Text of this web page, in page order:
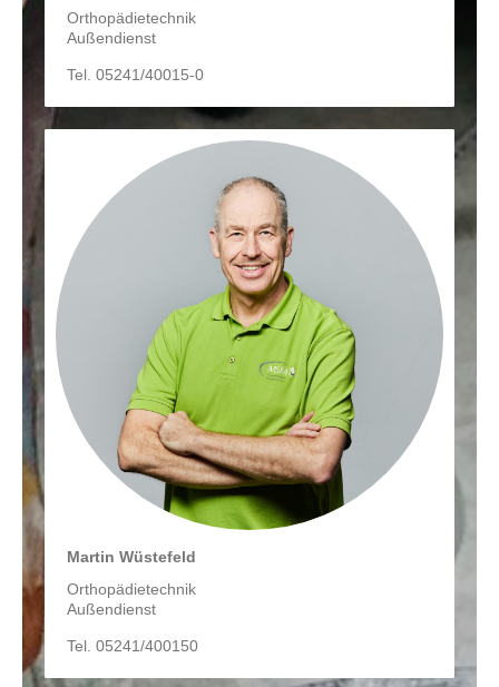
Orthopädietechnik
Außendienst
Tel. 05241/40015-0
Martin Wüstefeld
Orthopädietechnik
Außendienst
Tel. 05241/400150